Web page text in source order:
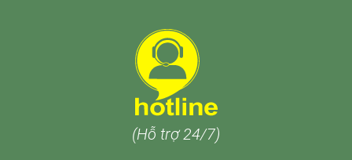
(Hỗ trợ 24/7)